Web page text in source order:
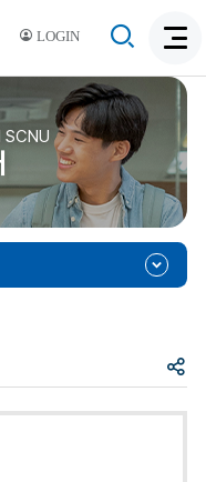
LOGIN
색
활
성
색
공